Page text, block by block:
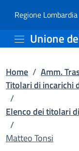
Matteo
Regione Lombardia
Home / Amm.
Titolari di incarichi
/
Elenco dei titolari
/
Matteo Tonsi